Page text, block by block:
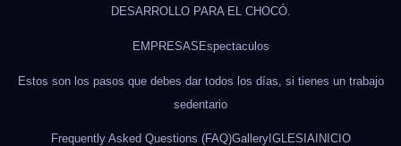
DESARROLLO PARA EL CHOCÓ.
EMPRESAS Espectaculos
Estos son los pasos que debes dar todos los días, si tienes un trabajo
sedentario
Frequently Asked Questions (FAQ)GalleryIGLESIAINICIO